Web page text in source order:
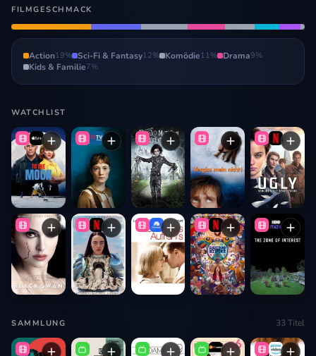
FILMGESCHMACK
Action19% Sci-Fi & Fantasy12% Komödie11% Drama9%
Kids & Familie7%
WATCHLIST
SAMMLUNG 33 Titel